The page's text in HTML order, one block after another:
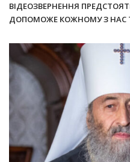
ВІДЕОЗВЕРНЕННЯ
ДОПОМОЖЕ КОЖНОМУ З НАС